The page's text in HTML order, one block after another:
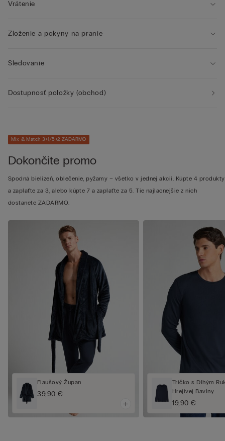
Vrátenie
Zloženie a pokyny na pranie
Sledovanie
Dostupnosť položky (obchod)
Mix & Match 3+1/5+2 ZADARMO
Dokončite promo
Spodná bielizeň, oblečenie, pyžamy – všetko v jednej akcii. Kúpte 4 produkty
a zaplaťte za 3, alebo kúpte 7 a zaplaťte za 5. Tie najlacnejšie z nich
dostanete ZADARMO.
Flaušový Župan
39,90 €
Tričko s Dlhým
Hrejivej Bavlny
19,90 €